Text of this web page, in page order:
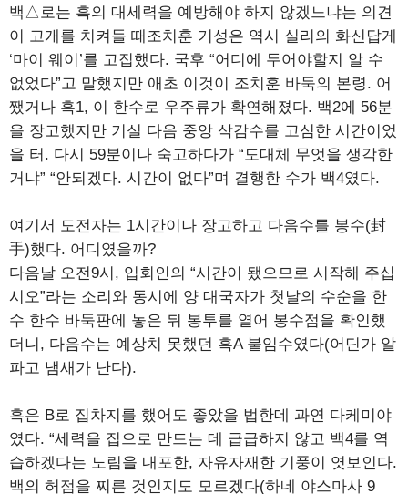
백△로는 흑의 대세력을 예방해야 하지 않겠느냐는 의견
이 고개를 치켜들 때조치훈 기성은 역시 실리의 화신답게
‘마이 웨이’를 고집했다. 국후 “어디에 두어야할지 알 수
없었다”고 말했지만 애초 이것이 조치훈 바둑의 본령. 어
쨌거나 흑1, 이 한수로 우주류가 확연해졌다. 백2에 56분
을 장고했지만 기실 다음 중앙 삭감수를 고심한 시간이었
을 터. 다시 59분이나 숙고하다가 “도대체 무엇을 생각한
거냐” “안되겠다. 시간이 없다”며 결행한 수가 백4였다.
여기서 도전자는 1시간이나 장고하고 다음수를 봉수(封
手)했다. 어디였을까?
다음날 오전9시, 입회인의 “시간이 됐으므로 시작해 주십
시오”라는 소리와 동시에 양 대국자가 첫날의 수순을 한
수 한수 바둑판에 놓은 뒤 봉투를 열어 봉수점을 확인했
더니, 다음수는 예상치 못했던 흑A 붙임수였다(어딘가 알
파고 냄새가 난다).
흑은 B로 집차지를 했어도 좋았을 법한데 과연 다케미야
였다. “세력을 집으로 만드는 데 급급하지 않고 백4를 역
습하겠다는 노림을 내포한, 자유자재한 기풍이 엿보인다.
백의 허점을 찌른 것인지도 모르겠다(하네 야스마사 9